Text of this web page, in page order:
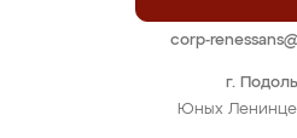
г.
Юных
corp-